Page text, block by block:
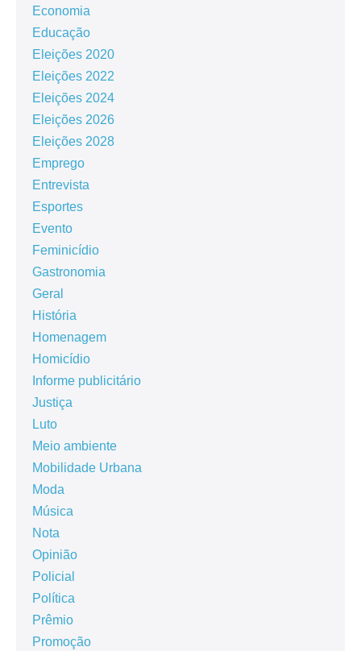
Economia
Educação
Eleições 2020
Eleições 2022
Eleições 2024
Eleições 2026
Eleições 2028
Emprego
Entrevista
Esportes
Evento
Feminicídio
Gastronomia
Geral
História
Homenagem
Homicídio
Informe publicitário
Justiça
Luto
Meio ambiente
Mobilidade Urbana
Moda
Música
Nota
Opinião
Policial
Política
Prêmio
Promoção